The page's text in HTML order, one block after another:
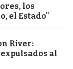
los
el Estado"
River:
al